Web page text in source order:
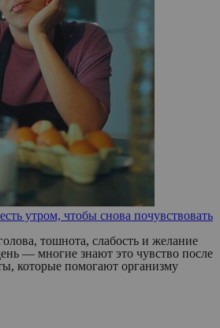
утром, чтобы снова почувствовать
тошнота, слабость и желание
— многие знают это чувство после
которые помогают организму